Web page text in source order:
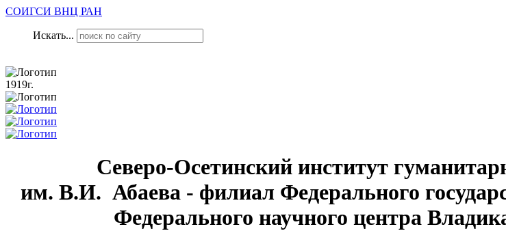
СОИГСИ ВНЦ РАН
Искать...
1919г.
Северо-Осетинский институт
им. В.И. Абаева - филиал Федерального
Федерального научного центра